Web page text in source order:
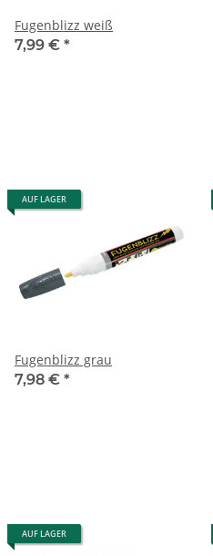
Fugenblizz weiß
7,99 € *
AUF LAGER
Fugenblizz grau
7,98 € *
AUF LAGER